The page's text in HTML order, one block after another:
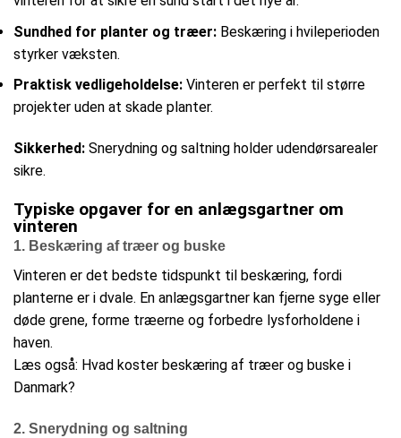
Sundhed for planter og træer: Beskæring i hvileperioden
styrker væksten.
Praktisk vedligeholdelse: Vinteren er perfekt til større
projekter uden at skade planter.
Sikkerhed: Snerydning og saltning holder udendørsarealer
sikre.
Typiske opgaver for en anlægsgartner om
vinteren
1. Beskæring af træer og buske
Vinteren er det bedste tidspunkt til beskæring, fordi
planterne er i dvale. En anlægsgartner kan fjerne syge eller
døde grene, forme træerne og forbedre lysforholdene i
haven.
Læs også: Hvad koster beskæring af træer og buske i
Danmark?
2. Snerydning og saltning